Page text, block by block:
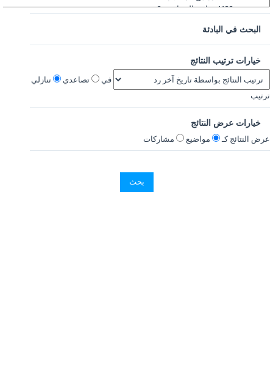
البحث في البادئة
خيارات ترتيب النتائج
في تصاعدي
تنازلي
ترتيب
خيارات عرض النتائج
عرض النتائج كـ مواضيع مشاركات